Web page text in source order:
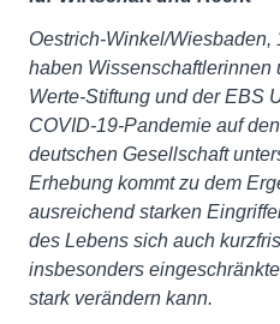
Oestrich-Winkel/Wiesbaden,
haben Wissenschaftlerinnen
Werte-Stiftung und der EBS
COVID-19-Pandemie auf
deutschen Gesellschaft
Erhebung kommt zu dem
ausreichend starken
des Lebens sich auch
insbesonders
stark verändern kann.